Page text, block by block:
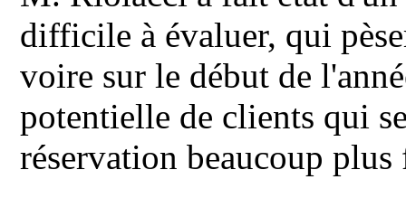
difficile à évaluer, qui
voire sur le début de
potentielle de clients qui
réservation beaucoup